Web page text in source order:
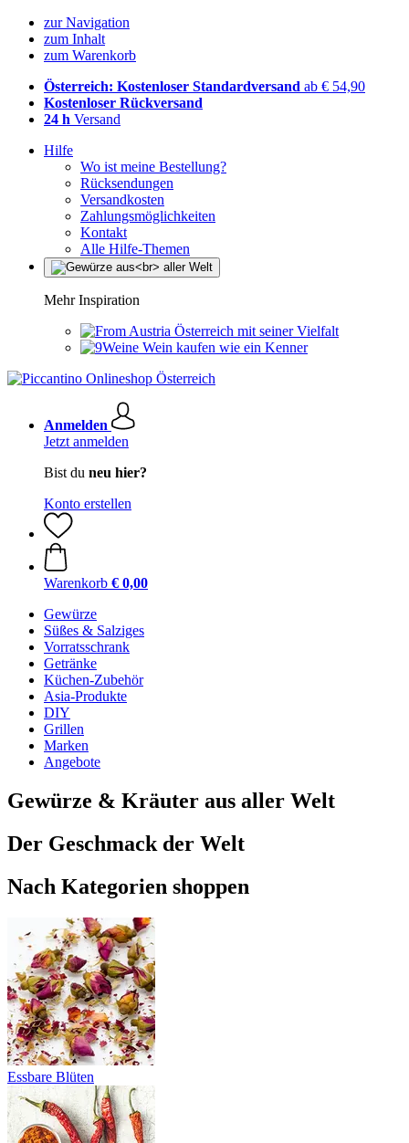
zur Navigation
zum Inhalt
zum Warenkorb
Österreich: Kostenloser Standardversand ab € 54,90
Kostenloser Rückversand
24 h Versand
Hilfe
Wo ist meine Bestellung?
Rücksendungen
Versandkosten
Zahlungsmöglichkeiten
Kontakt
Alle Hilfe-Themen
Mehr Inspiration
Österreich mit seiner Vielfalt
Wein kaufen wie ein Kenner
Anmelden
Jetzt anmelden
Bist du neu hier?
Konto erstellen
Warenkorb € 0,00
Gewürze
Süßes & Salziges
Vorratsschrank
Getränke
Küchen-Zubehör
Asia-Produkte
DIY
Grillen
Marken
Angebote
Gewürze & Kräuter aus aller Welt
Der Geschmack der Welt
Nach Kategorien shoppen
Essbare Blüten